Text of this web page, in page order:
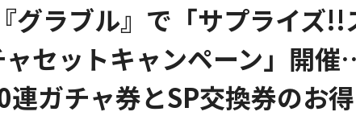
グラブル』で「サプライズ!!
セットキャンペーン」開
連ガチャ券とSP交換券のお